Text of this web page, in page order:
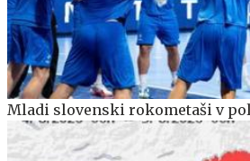
Mladi slovenski rokometaši v